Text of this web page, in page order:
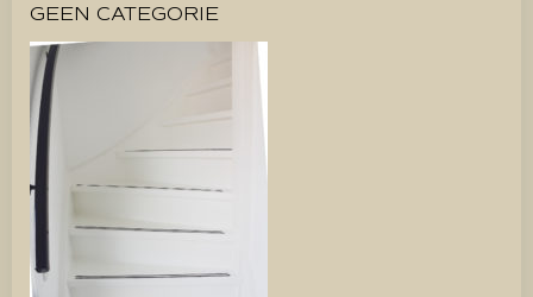
GEEN CATEGORIE